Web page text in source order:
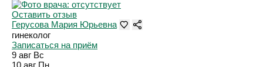
Оставить отзыв
Герусова Мария Юрьевна
гинеколог
Записаться на приём
9 авг Вс
10 авг Пн